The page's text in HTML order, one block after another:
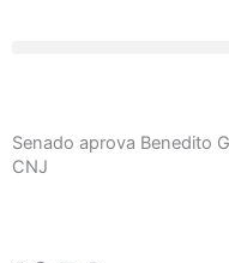
Senado aprova Benedito
CNJ